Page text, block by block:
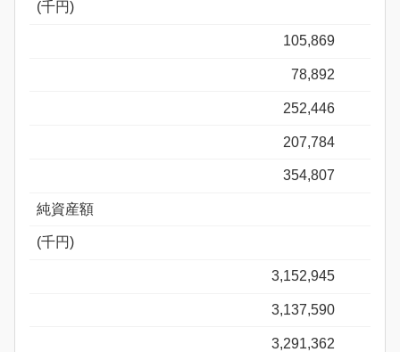
(千円)
105,869
78,892
252,446
207,784
354,807
純資産額
(千円)
3,152,945
3,137,590
3,291,362